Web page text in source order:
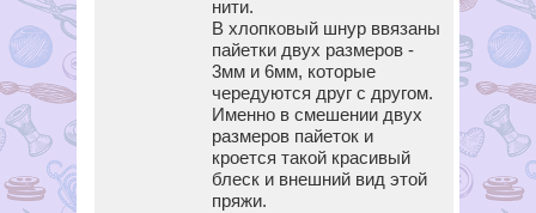
нити.
В хлопковый шнур ввязаны
пайетки двух размеров -
3мм и 6мм, которые
чередуются друг с другом.
Именно в смешении двух
размеров пайеток и
кроется такой красивый
блеск и внешний вид этой
пряжи.